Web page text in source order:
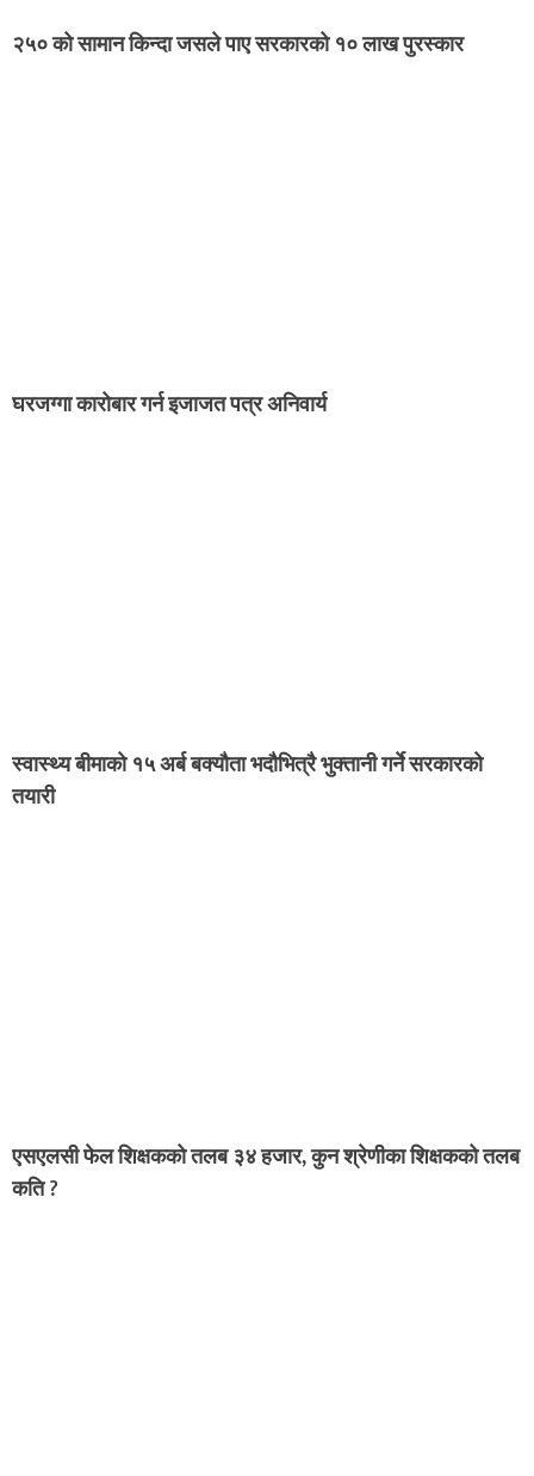
२५० को सामान किन्दा जसले पाए सरकारको १० लाख पुरस्कार
घरजग्गा कारोबार गर्न इजाजत पत्र अनिवार्य
स्वास्थ्य बीमाको १५ अर्ब बक्यौता भदौभित्रै भुक्तानी गर्ने सरकारको
तयारी
एसएलसी फेल शिक्षकको तलब ३४ हजार, कुन श्रेणीका शिक्षकको तलब
कति ?